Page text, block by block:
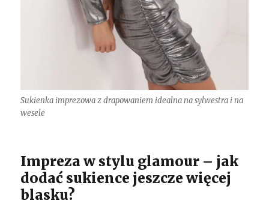
Sukienka imprezowa z drapowaniem idealna na sylwestra i na
wesele
Impreza w stylu glamour – jak
dodać sukience jeszcze więcej
blasku?